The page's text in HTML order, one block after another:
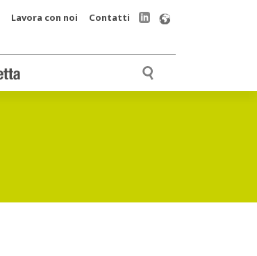
Lavora con noi Contatti